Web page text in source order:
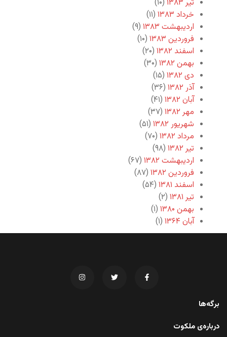
تیر ۱۳۸۳
(۱۰)
خرداد ۱۳۸۳
(۱۱)
اردیبهشت ۱۳۸۳
(۹)
فروردین ۱۳۸۳
(۱۰)
اسفند ۱۳۸۲
(۲۰)
بهمن ۱۳۸۲
(۳۰)
دی ۱۳۸۲
(۱۵)
آذر ۱۳۸۲
(۳۶)
آبان ۱۳۸۲
(۴۱)
مهر ۱۳۸۲
(۳۷)
شهریور ۱۳۸۲
(۵۱)
مرداد ۱۳۸۲
(۷۰)
تیر ۱۳۸۲
(۹۸)
اردیبهشت ۱۳۸۲
(۶۷)
فروردین ۱۳۸۲
(۸۷)
اسفند ۱۳۸۱
(۵۴)
تیر ۱۳۸۱
(۲)
بهمن ۱۳۸۰
(۱)
آبان ۱۳۶۴
(۱)
برگه‌ها
درباره‌ی ملکوت